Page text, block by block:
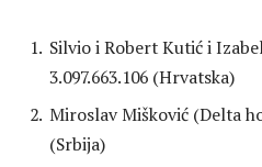
Silvio i Robert Kutić i
3.097.663.106 (Hrvatska)
Miroslav Mišković (Delta
(Srbija)